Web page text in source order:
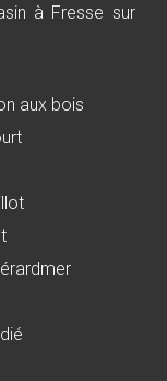
à Fresse sur
aux bois